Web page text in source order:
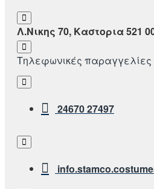
Λ.Νικης 70, Καστορια 521
Τηλεφωνικές παραγγελίες
24670 27497